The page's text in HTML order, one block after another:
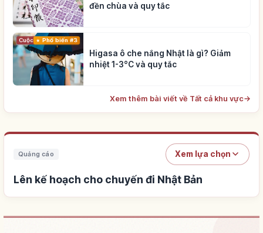
đền chùa và quy tắc
Cuộc sốngPhổ biến #3
Higasa ô che nắng Nhật là gì? Giảm
nhiệt 1-3°C và quy tắc
Xem thêm bài viết về Tất cả khu vực→
Quảng cáo Xem lựa chọn
Lên kế hoạch cho chuyến đi Nhật Bản